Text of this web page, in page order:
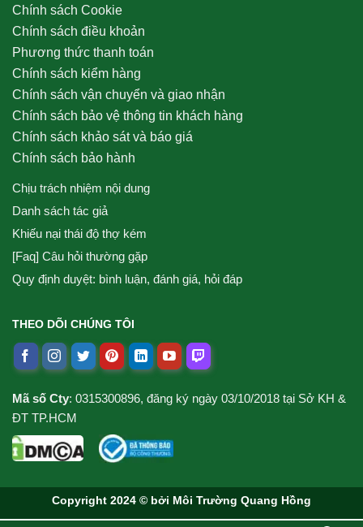
Chính sách Cookie
Chính sách điều khoản
Phương thức thanh toán
Chính sách kiểm hàng
Chính sách vận chuyển và giao nhận
Chính sách bảo vệ thông tin khách hàng
Chính sách khảo sát và báo giá
Chính sách bảo hành
Chịu trách nhiệm nội dung
Danh sách tác giả
Khiếu nại thái độ thợ kém
[Faq] Câu hỏi thường gặp
Quy định duyệt: bình luận, đánh giá, hỏi đáp
THEO DÕI CHÚNG TÔI
Mã số Cty: 0315300896, đăng ký ngày 03/10/2018 tại Sở KH &
ĐT TP.HCM
Copyright 2024 © bởi Môi Trường Quang Hồng